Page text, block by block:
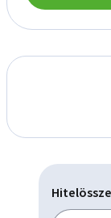
A környék ideális
idősebb
Néhány perc
Játszótér
kikapcsolódási
Bölcsőde és